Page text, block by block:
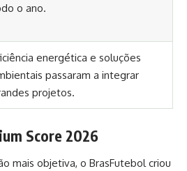
o ano.
energética e soluções
passaram a integrar
projetos.
Score 2026
mais objetiva, o BrasFutebol criou